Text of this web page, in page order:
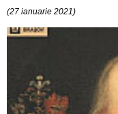
(27 ianuarie 2021)